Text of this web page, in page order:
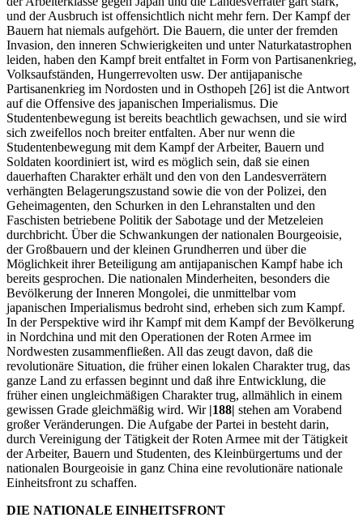
und der Ausbruch ist offensichtlich nicht mehr fern. Der Kampf der
Bauern hat niemals aufgehört. Die Bauern, die unter der fremden
Invasion, den inneren Schwierigkeiten und unter Naturkatastrophen
leiden, haben den Kampf breit entfaltet in Form von Partisanenkrieg,
Volksaufständen, Hungerrevolten usw. Der antijapanische
Partisanenkrieg im Nordosten und in Osthopeh [26] ist die Antwort
auf die Offensive des japanischen Imperialismus. Die
Studentenbewegung ist bereits beachtlich gewachsen, und sie wird
sich zweifellos noch breiter entfalten. Aber nur wenn die
Studentenbewegung mit dem Kampf der Arbeiter, Bauern und
Soldaten koordiniert ist, wird es möglich sein, daß sie einen
dauerhaften Charakter erhält und den von den Landesverrätern
verhängten Belagerungszustand sowie die von der Polizei, den
Geheimagenten, den Schurken in den Lehranstalten und den
Faschisten betriebene Politik der Sabotage und der Metzeleien
durchbricht. Über die Schwankungen der nationalen Bourgeoisie,
der Großbauern und der kleinen Grundherren und über die
Möglichkeit ihrer Beteiligung am antijapanischen Kampf habe ich
bereits gesprochen. Die nationalen Minderheiten, besonders die
Bevölkerung der Inneren Mongolei, die unmittelbar vom
japanischen Imperialismus bedroht sind, erheben sich zum Kampf.
In der Perspektive wird ihr Kampf mit dem Kampf der Bevölkerung
in Nordchina und mit den Operationen der Roten Armee im
Nordwesten zusammenfließen. All das zeugt davon, daß die
revolutionäre Situation, die früher einen lokalen Charakter trug, das
ganze Land zu erfassen beginnt und daß ihre Entwicklung, die
früher einen ungleichmäßigen Charakter trug, allmählich in einem
gewissen Grade gleichmäßig wird. Wir |188| stehen am Vorabend
großer Veränderungen. Die Aufgabe der Partei in besteht darin,
durch Vereinigung der Tätigkeit der Roten Armee mit der Tätigkeit
der Arbeiter, Bauern und Studenten, des Kleinbürgertums und der
nationalen Bourgeoisie in ganz China eine revolutionäre nationale
Einheitsfront zu schaffen.
DIE NATIONALE EINHEITSFRONT